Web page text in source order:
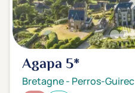
Agapa 5*
Bretagne- Perros-Guirec